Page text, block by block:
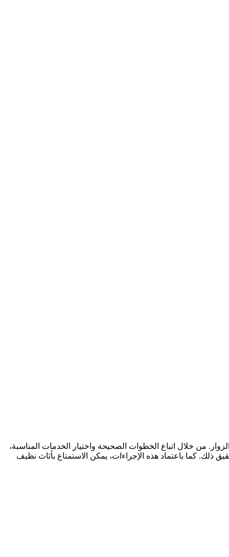
من خلال اتباع الخطوات الصحيحة واختيار الخدمات المناسبة،
ذلك. كما باعتماد هذه الإجراءات، يمكن الاستمتاع بأثاث نظيف